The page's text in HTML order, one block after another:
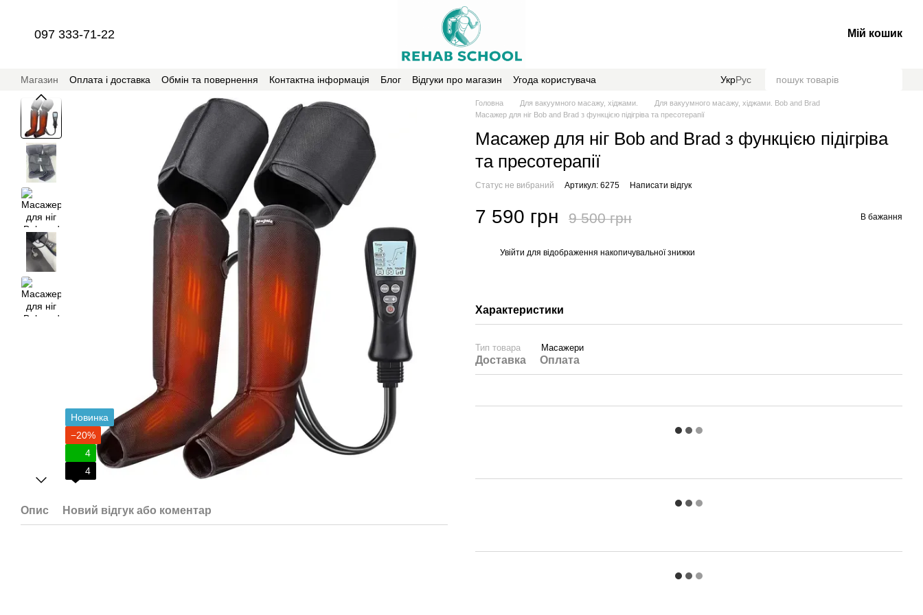
097 333-71-22 Мій кошик
Магазин Оплата і доставка Обмін та повернення Контактна інформація Блог Відгуки про магазин
Угода користувача
Співпраця з магазином RehabSchool
УкрРус
Новинка
−20%
4
4
Опис Новий відгук або коментар
Головна Для вакуумного масажу, хіджами.
Для вакуумного масажу, хіджами. Bob and Brad
Масажер для ніг Bob and Brad з функцією підігріва та пресотерапії
Масажер для ніг Bob and Brad з функцією підігріва
та пресотерапії
Статус не вибраний Артикул: 6275 Написати відгук
7 590 грн 9 500 грн В бажання
Увійти для відображення накопичувальної знижки
Характеристики
Тип товара Масажери
Доставка Оплата